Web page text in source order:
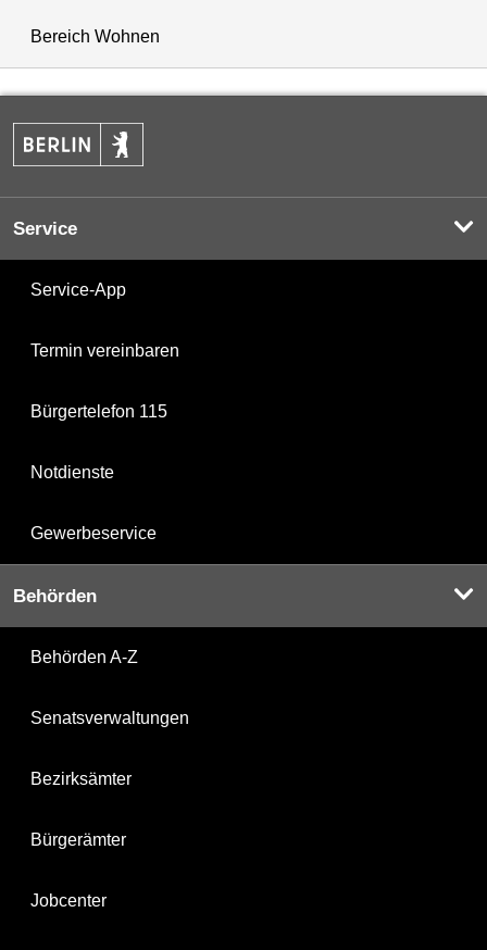
Bereich Wohnen
Service
Service-App
Termin vereinbaren
Bürgertelefon 115
Notdienste
Gewerbeservice
Behörden
Behörden A-Z
Senatsverwaltungen
Bezirksämter
Bürgerämter
Jobcenter